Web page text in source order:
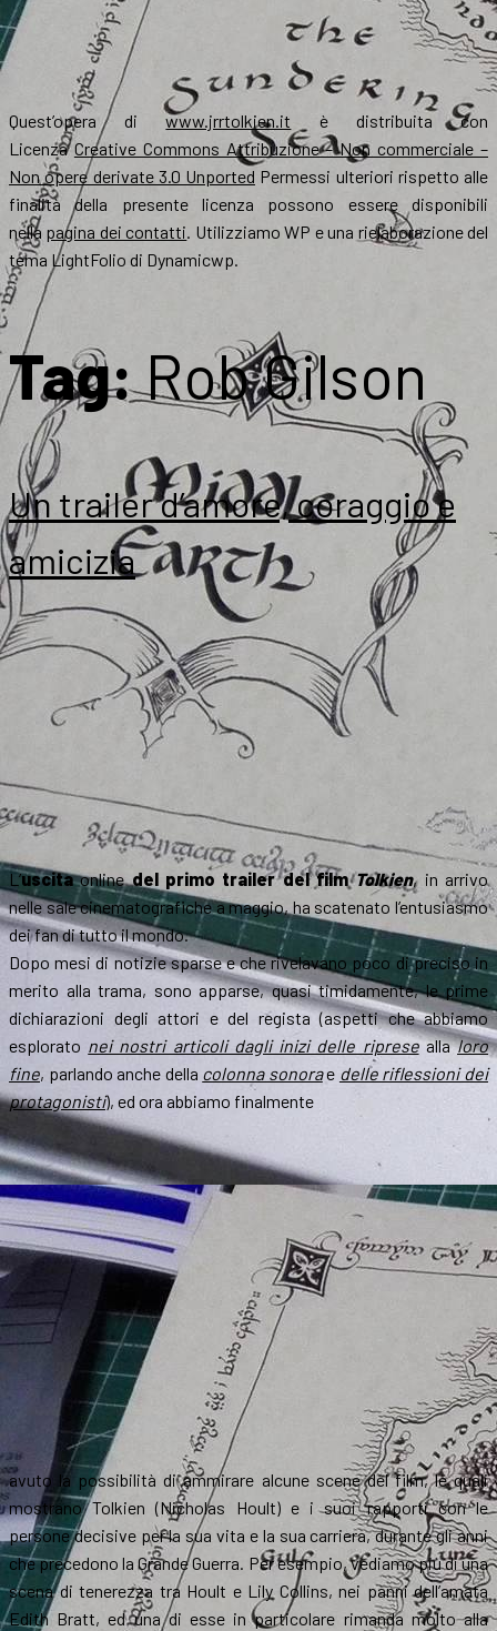
Quest’opera diwww.jrrtolkien.it è distribuita con
LicenzaCreative Commons Attribuzione – Non commerciale –
Non opere derivate 3.0 Unported Permessi ulteriori rispetto alle
finalità della presente licenza possono essere disponibili
nella pagina dei contatti. Utilizziamo WP e una rielaborazione del
tema LightFolio di Dynamicwp.
Tag:Rob Gilson
Un trailer d’amore, coraggio e
amicizia
L’uscitaonlinedel primo trailer del filmTolkien, in arrivo
nelle sale cinematografiche a maggio, ha scatenato l’entusiasmo
dei fan di tutto il mondo.
Dopo mesi di notizie sparse e che rivelavano poco di preciso in
merito alla trama, sono apparse, quasi timidamente, le prime
dichiarazioni degli attori e del regista (aspetti che abbiamo
esplorato nei nostri articoli dagli inizi delle ripreseallaloro
fine, parlando anche della colonna sonorae delle riflessioni dei
protagonisti), ed ora abbiamo finalmente
avuto la possibilità di ammirare alcune scene del film, le quali
mostrano Tolkien (Nicholas Hoult) e i suoi rapporti con le
persone decisive per la sua vita e la sua carriera, durante gli anni
che precedono la Grande Guerra. Per esempio, vediamo più di una
scena di tenerezza tra Hoult e Lily Collins, nei panni dell’amata
Edith Bratt, ed una di esse in particolare rimanda molto alla